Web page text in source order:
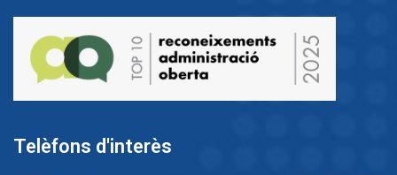
Telèfons d'interès